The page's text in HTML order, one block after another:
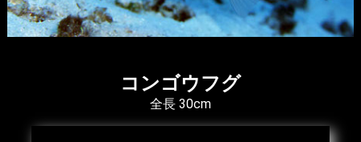
コンゴウフグ
全長 30cm